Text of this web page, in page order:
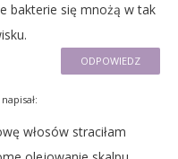
bakterie się mnożą w tak
ODPOWIEDZ
napisał:
włosów straciłam